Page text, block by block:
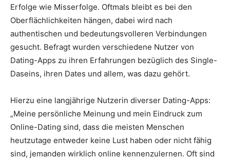
Erfolge wie Misserfolge. Oftmals bleibt es bei den
Oberflächlichkeiten hängen, dabei wird nach
authentischen und bedeutungsvolleren Verbindungen
gesucht. Befragt wurden verschiedene Nutzer von
Dating-Apps zu ihren Erfahrungen bezüglich des Single-
Daseins, ihren Dates und allem, was dazu gehört.
Hierzu eine langjährige Nutzerin diverser Dating-Apps:
„Meine persönliche Meinung und mein Eindruck zum
Online-Dating sind, dass die meisten Menschen
heutzutage entweder keine Lust haben oder nicht fähig
sind, jemanden wirklich online kennenzulernen. Oft sind